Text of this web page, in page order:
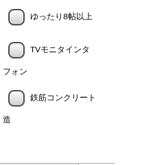
ゆったり8帖以上
TVモニタインタ
フォン
鉄筋コンクリート
造